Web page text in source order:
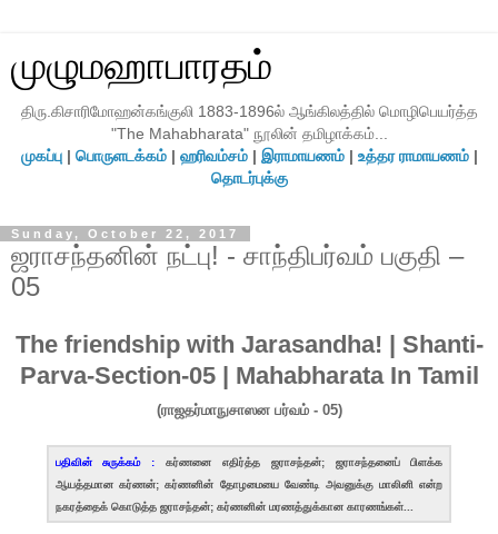
முழுமஹாபாரதம்
திரு.கிசாரிமோஹன்கங்குலி 1883-1896ல் ஆங்கிலத்தில் மொழிபெயர்த்த
"The Mahabharata" நூலின் தமிழாக்கம்...
முகப்பு| பொருளடக்கம்| ஹரிவம்சம்| இராமாயணம்| உத்தர ராமாயணம்|
தொடர்புக்கு
Sunday, October 22, 2017
ஜராசந்தனின் நட்பு! - சாந்திபர்வம் பகுதி –
05
The friendship with Jarasandha! | Shanti-
Parva-Section-05 | Mahabharata In Tamil
(ராஜதர்மாநுசாஸன பர்வம் - 05)
பதிவின் சுருக்கம் : கர்ணனை எதிர்த்த ஜராசந்தன்; ஜராசந்தனைப் பிளக்க
ஆயத்தமான கர்ணன்; கர்ணனின் தோழமையை வேண்டி அவனுக்கு மாலினி என்ற
நகரத்தைக் கொடுத்த ஜராசந்தன்; கர்ணனின் மரணத்துக்கான காரணங்கள்...